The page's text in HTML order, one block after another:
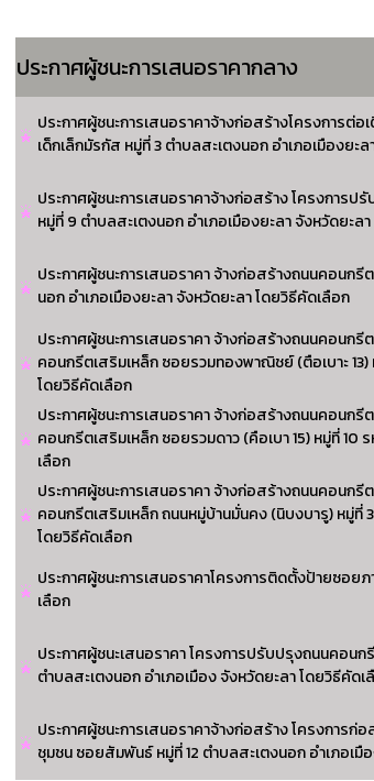
ประกาศผู้ชนะการเสนอราคากลาง
ประกาศผู้ชนะการเสนอราคาจ้างก่อสร้างโครงการต่
เด็กเล็กมัรกัส หมู่ที่ 3 ตำบลสะเตงนอก อำเภอเมืองยะ
ประกาศผู้ชนะการเสนอราคาจ้างก่อสร้าง โครงการ
หมู่ที่ 9 ตำบลสะเตงนอก อำเภอเมืองยะลา จังหวัดยะลา
ประกาศผู้ชนะการเสนอราคา จ้างก่อสร้างถนนคอนก
นอก อำเภอเมืองยะลา จังหวัดยะลา โดยวิธีคัดเลือก
ประกาศผู้ชนะการเสนอราคา จ้างก่อสร้างถนนคอนกรี
คอนกรีตเสริมเหล็ก ซอยรวมทองพาณิชย์ (ตือเบาะ 13)
โดยวิธีคัดเลือก
ประกาศผู้ชนะการเสนอราคา จ้างก่อสร้างถนนคอนกรี
คอนกรีตเสริมเหล็ก ซอยรวมดาว (คือเบา 15) หมู่ที่ 10
เลือก
ประกาศผู้ชนะการเสนอราคา จ้างก่อสร้างถนนคอนกรี
คอนกรีตเสริมเหล็ก ถนนหมู่บ้านมั่นคง (นิบงบารู) หมู่ที่
โดยวิธีคัดเลือก
ประกาศผู้ชนะการเสนอราคาโครงการติดตั้งป้ายซอย
เลือก
ประกาศผู้ชนะเสนอราคา โครงการปรับปรุงถนนคอน
ตำบลสะเตงนอก อำเภอเมือง จังหวัดยะลา โดยวิธีคัดเ
ประกาศผู้ชนะการเสนอราคาจ้างก่อสร้าง โครงการก่
ชุมชน ซอยสัมพันธ์ หมู่ที่ 12 ตำบลสะเตงนอก อำเภอเมื